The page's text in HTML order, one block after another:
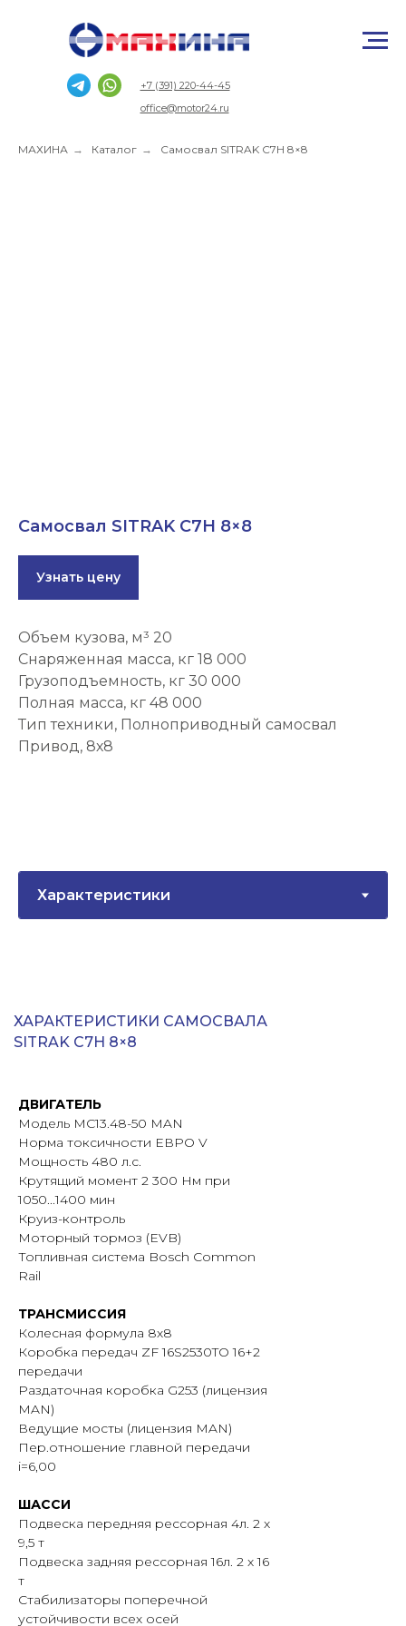
+7 (391) 220-44-45
office@motor24.ru
МАХИНА → Каталог → Самосвал SITRAK C7H 8×8
Самосвал SITRAK C7H 8×8
Узнать цену
Объем кузова, м³ 20
Снаряженная масса, кг 18 000
Грузоподъемность, кг 30 000
Полная масса, кг 48 000
Тип техники, Полноприводный самосвал
Привод, 8х8
ХАРАКТЕРИСТИКИ САМОСВАЛА
SITRAK C7H 8×8
ДВИГАТЕЛЬ
Модель MC13.48-50 MAN
Норма токсичности ЕВРО V
Мощность 480 л.с.
Крутящий момент 2 300 Нм при
1050...1400 мин
Круиз-контроль
Моторный тормоз (EVB)
Топливная система Bosch Common
Rail
ТРАНСМИССИЯ
Колесная формула 8х8
Коробка передач ZF 16S2530TO 16+2
передачи
Раздаточная коробка G253 (лицензия
MAN)
Ведущие мосты (лицензия MAN)
Пер.отношение главной передачи
i=6,00
ШАССИ
Подвеска передняя рессорная 4л. 2 x
9,5 т
Подвеска задняя рессорная 16л. 2 x 16
т
Стабилизаторы поперечной
устойчивости всех осей